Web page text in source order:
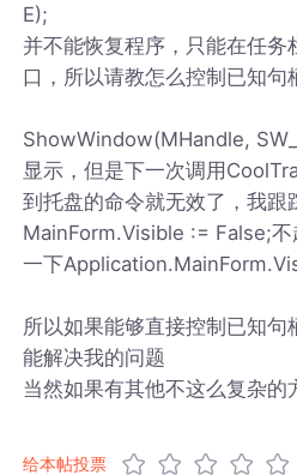
E);
并不能恢复程序，只能在任务
口，所以请教怎么控制已知句
ShowWindow(MHandle,
显示，但是下一次调用
到托盘的命令就无效了，我
MainForm.Visible := False;
一下
所以如果能够直接控制已知
能解决我的问题
当然如果有其他不这么复杂的
给本帖投票